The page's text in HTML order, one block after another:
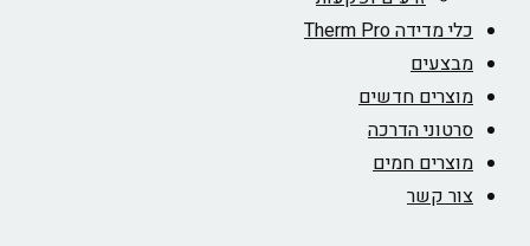
כלי מדידה Therm Pro
מבצעים
מוצרים חדשים
סרטוני הדרכה
מוצרים חמים
צור קשר